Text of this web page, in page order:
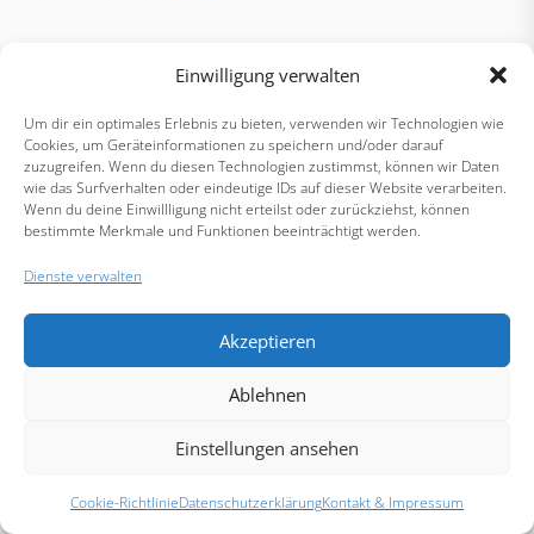
Einwilligung verwalten
Um dir ein optimales Erlebnis zu bieten, verwenden wir Technologien wie
Cookies, um Geräteinformationen zu speichern und/oder darauf
zuzugreifen. Wenn du diesen Technologien zustimmst, können wir Daten
wie das Surfverhalten oder eindeutige IDs auf dieser Website verarbeiten.
Wenn du deine Einwillligung nicht erteilst oder zurückziehst, können
bestimmte Merkmale und Funktionen beeinträchtigt werden.
Dienste verwalten
Akzeptieren
Ablehnen
Einstellungen ansehen
Cookie-RichtlinieDatenschutzerklärungKontakt & Impressum